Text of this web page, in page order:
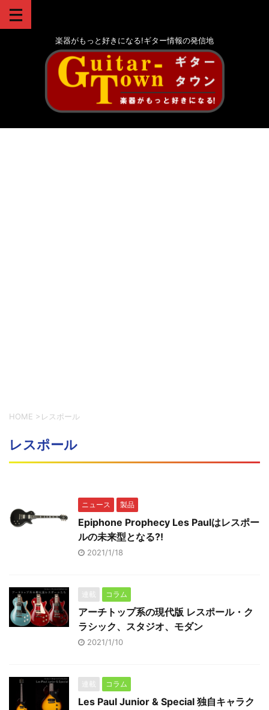
楽器がもっと好きになる!ギター情報の発信地
HOME > レスポール
レスポール
ニュース 製品
Epiphone Prophecy Les Paulはレスポー
ルの未来型となる?!
2021/1/18
連載 コラム
アーチトップ系の現代版 レスポール・ク
ラシック、スタジオ、モダン
2021/1/10
連載 コラム
Les Paul Junior & Special 独自キャラク